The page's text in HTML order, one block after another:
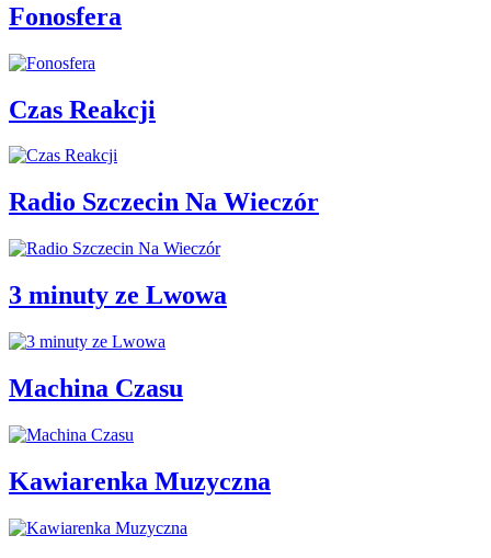
Fonosfera
Czas Reakcji
Radio Szczecin Na Wieczór
3 minuty ze Lwowa
Machina Czasu
Kawiarenka Muzyczna